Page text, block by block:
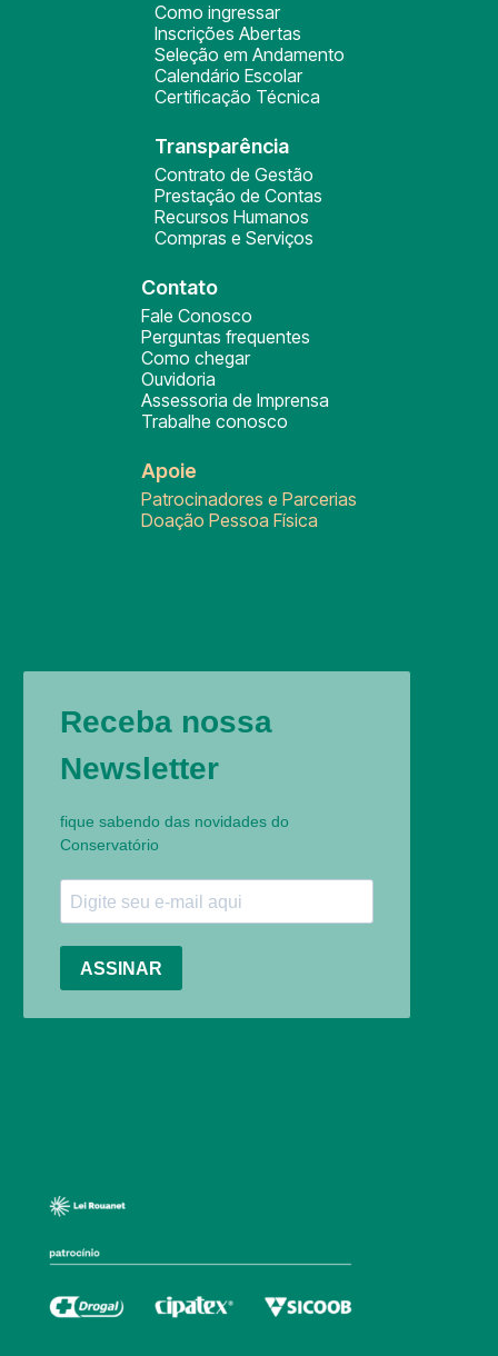
Como ingressar
Inscrições Abertas
Seleção em Andamento
Calendário Escolar
Certificação Técnica
Transparência
Contrato de Gestão
Prestação de Contas
Recursos Humanos
Compras e Serviços
Contato
Fale Conosco
Perguntas frequentes
Como chegar
Ouvidoria
Assessoria de Imprensa
Trabalhe conosco
Apoie
Patrocinadores e Parcerias
Doação Pessoa Física